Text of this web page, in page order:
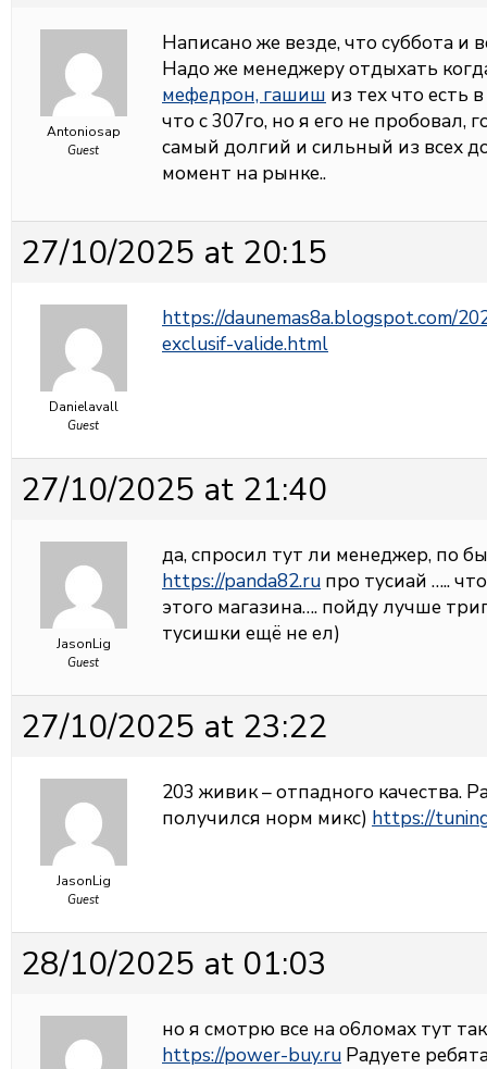
Antoniosap
Guest
Написано же везде, что суббота и
Надо же менеджеру отдыхать
мефедрон, гашиш из тех что есть
что с 307го, но я его не пробовал,
самый долгий и сильный из всех
момент на рынке..
27/10/2025 at 20:15
Danielavall
Guest
https://daunemas8a.blogspot.com/
exclusif-valide.html
27/10/2025 at 21:40
JasonLig
Guest
да, спросил тут ли менеджер, по
https://panda82.ru про тусиай …..
этого магазина…. пойду лучше
тусишки ещё не ел)
27/10/2025 at 23:22
JasonLig
Guest
203 живик – отпадного качества.
получился норм микс) https://
28/10/2025 at 01:03
но я смотрю все на о6ломах тут
https://power-buy.ru Радуете